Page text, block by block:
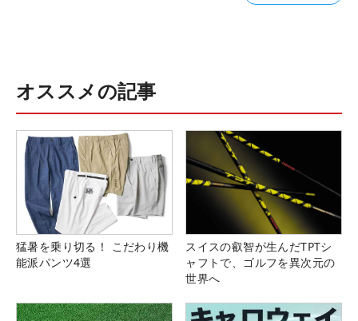
オススメの記事
猛暑を乗り切る！ こだわり機
能派パンツ4選
スイスの叡智が生んだTPTシ
ャフトで、ゴルフを異次元の
世界へ